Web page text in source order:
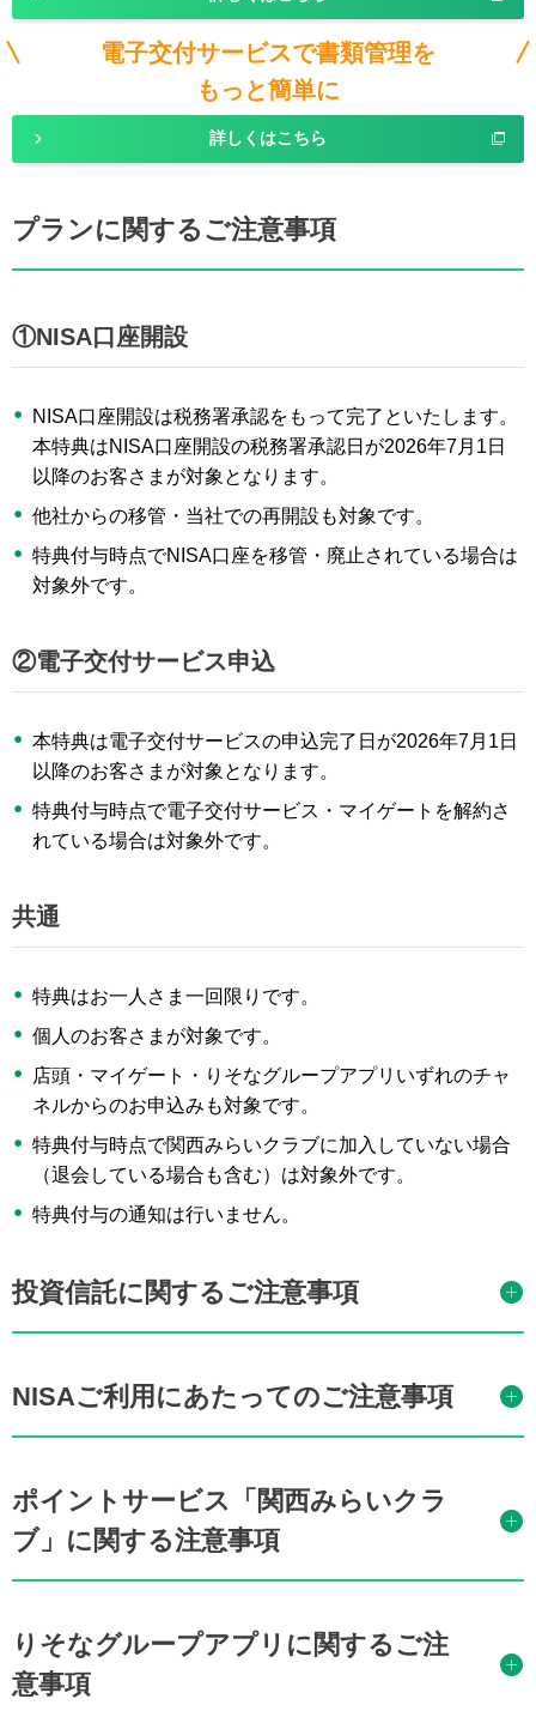
電子交付サービスで書類管理を
もっと簡単に
詳しくはこちら
プランに関するご注意事項
①NISA口座開設
NISA口座開設は税務署承認をもって完了といたします。
本特典はNISA口座開設の税務署承認日が2026年7月1日
以降のお客さまが対象となります。
他社からの移管・当社での再開設も対象です。
特典付与時点でNISA口座を移管・廃止されている場合は
対象外です。
②電子交付サービス申込
本特典は電子交付サービスの申込完了日が2026年7月1日
以降のお客さまが対象となります。
特典付与時点で電子交付サービス・マイゲートを解約さ
れている場合は対象外です。
共通
特典はお一人さま一回限りです。
個人のお客さまが対象です。
店頭・マイゲート・りそなグループアプリいずれのチャ
ネルからのお申込みも対象です。
特典付与時点で関西みらいクラブに加入していない場合
（退会している場合も含む）は対象外です。
特典付与の通知は行いません。
投資信託に関するご注意事項
NISAご利用にあたってのご注意事項
ポイントサービス「関西みらいクラ
ブ」に関する注意事項
りそなグループアプリに関するご注
意事項